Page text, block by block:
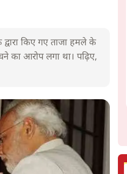
किए गए ताजा हमले के
का आरोप लगा था। पढ़िए,